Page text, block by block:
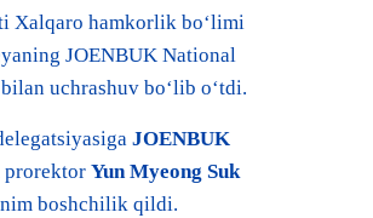
Xalqaro hamkorlik bo‘limi
JOENBUK National
uchrashuv bo‘lib o‘tdi.
JOENBUK
prorektorYun Myeong Suk
boshchilik qildi.